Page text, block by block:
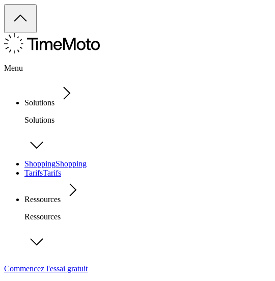
Menu
Solutions
Solutions
ShoppingShopping
TarifsTarifs
Ressources
Ressources
Commencez l'essai gratuit